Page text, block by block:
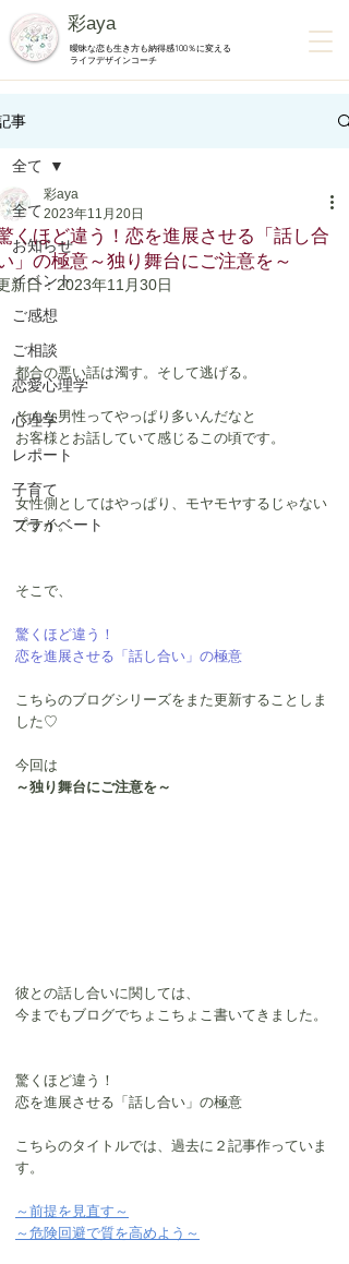
彩aya
曖昧な恋も生き方も納得感100％に変える
ライフデザインコーチ
事
全て
お知らせ
イベント
ご感想
ご相談
恋愛心理学
心理学
レポート
子育て
プライベート
全て
くほど違う！恋を進展させる「話し合
」の極意～独り舞台にご注意を～
彩aya
2023年11月20日
新日：2023年11月30日
都合の悪い話は濁す。そして逃げる。
そんな男性ってやっぱり多いんだなと
お客様とお話していて感じるこの頃です。
女性側としてはやっぱり、モヤモヤするじゃない
ですか。
そこで、
驚くほど違う！
恋を進展させる「話し合い」の極意
こちらのブログシリーズをまた更新することしま
した♡
今回は
～独り舞台にご注意を～
彼との話し合いに関しては、
今までもブログでちょこちょこ書いてきました。
驚くほど違う！
恋を進展させる「話し合い」の極意
こちらのタイトルでは、過去に２記事作っていま
す。
～前提を見直す～
～危険回避で質を高めよう～